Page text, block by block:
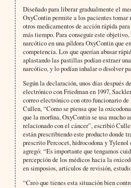
Diseñado para liberar gradualmente el
OxyContin permite a los pacientes tomar
otros medicamentos de acción rápida
más tiempo. Para conseguir este objetivo,
narcótico en una píldora OxyContin que
competencia. Los que querían abusar
aplastando las pastillas podían extraer
narcótico, y lo podían inhalar o disolver
Según la declaración, unos días después
electrónico con Friedman en 1997,
correo electrónico con otro funcionario
Cullen, “Como se piensa que la
que la morfina, OxyContin se usa mucho
relacionado con el cáncer”, escribió
están prescribiendo este producto donde
prescrito Percocet, hidrocodona y
agregó: “Es importante que tengamos
percepción de los médicos hacia la
en simposios, artículos de revisión,
“Creo que tienes esta situación bien